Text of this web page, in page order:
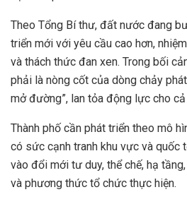
Theo Tổng Bí thư, đất nước đang
triển mới với yêu cầu cao hơn,
và thách thức đan xen. Trong bối
phải là nòng cốt của dòng chảy
mở đường”, lan tỏa động lực cho
Thành phố cần phát triển theo mô
có sức cạnh tranh khu vực và quốc
vào đổi mới tư duy, thể chế, hạ
và phương thức tổ chức thực hiện.